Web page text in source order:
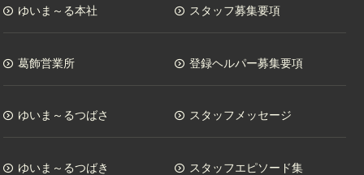
ゆいま～る本社
葛飾営業所
ゆいま～るつばさ
ゆいま～るつばき
スタッフ募集要項
登録ヘルパー募集要項
スタッフメッセージ
スタッフエピソード集